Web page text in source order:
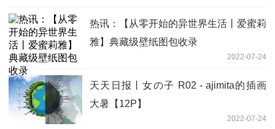
热讯：【从零开始的异世界生活丨爱蜜莉
雅】典藏级壁纸图包收录
2022-07-24
天天日报丨女の子 R02 - ajimita的插画
大暑【12P】
2022-07-24